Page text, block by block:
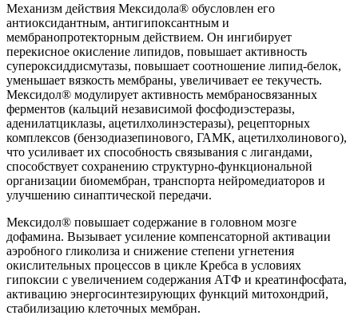
Механизм действия Мексидола® обусловлен его
антиоксидантным, антигипоксантным и
мембранопротекторным действием. Он ингибирует
перекисное окисление липидов, повышает активность
супероксиддисмутазы, повышает соотношение липид-белок,
уменьшает вязкость мембраны, увеличивает ее текучесть.
Мексидол® модулирует активность мембраносвязанных
ферментов (кальций независимой фосфодиэстеразы,
аденилатциклазы, ацетилхолинэстеразы), рецепторных
комплексов (бензодиазепинового, ГАМК, ацетилхолинового),
что усиливает их способность связывания с лигандами,
способствует сохранению структурно-функциональной
организации биомембран, транспорта нейромедиаторов и
улучшению синаптической передачи.
Мексидол® повышает содержание в головном мозге
дофамина. Вызывает усиление компенсаторной активации
аэробного гликолиза и снижение степени угнетения
окислительных процессов в цикле Кребса в условиях
гипоксии с увеличением содержания АТФ и креатинфосфата,
активацию энергосинтезирующих функций митохондрий,
стабилизацию клеточных мембран.